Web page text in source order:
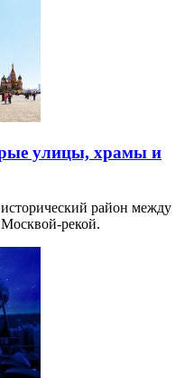
улицы, храмы и
район между
рекой.